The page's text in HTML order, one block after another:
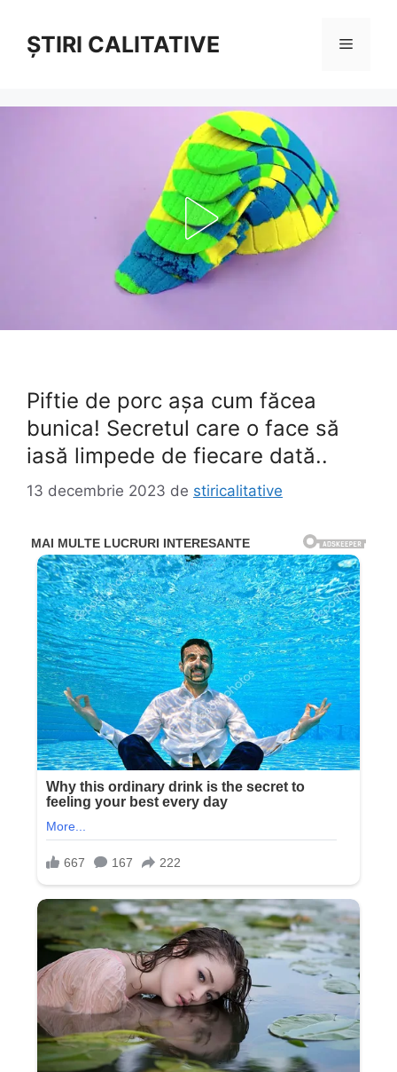
conținutȘTIRI CALITATIVE Meniu
Piftie de porc așa cum făcea
bunica! Secretul care o face să
iasă limpede de fiecare dată..
13 decembrie 2023 de stiricalitative